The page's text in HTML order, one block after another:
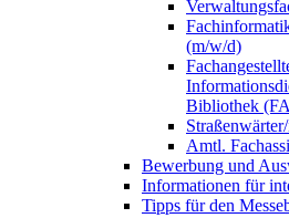
(m/w/d)
Bibliothek
Amtl.
Bewerbung und
Informationen für
Tipps für den